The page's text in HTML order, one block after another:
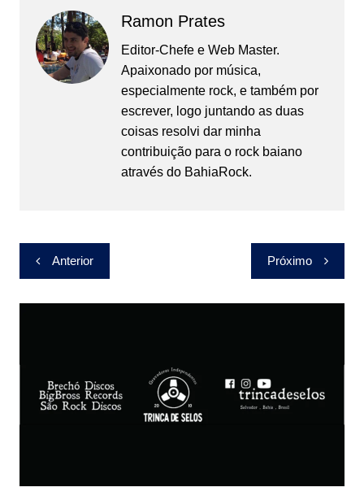
Ramon Prates
Editor-Chefe e Web Master.
Apaixonado por música,
especialmente rock, e também por
escrever, logo juntando as duas
coisas resolvi dar minha
contribuição para o rock baiano
através do BahiaRock.
Navegação
de
Post
Anterior Próximo